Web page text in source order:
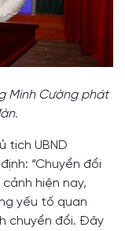
Minh Cường phát
tịch UBND
“Chuyển đổi
hiện nay,
yếu tố quan
chuyển đổi. Đây